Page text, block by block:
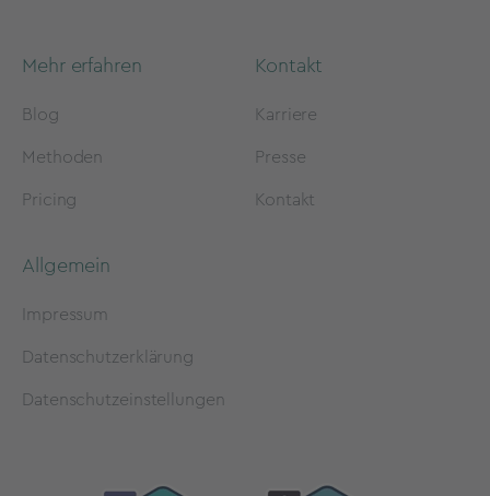
Mehr erfahren
Blog
Methoden
Pricing
Kontakt
Karriere
Presse
Kontakt
Allgemein
Impressum
Datenschutzerklärung
Datenschutzeinstellungen